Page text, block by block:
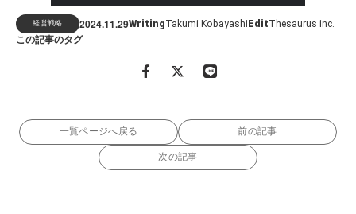
経営戦略 2024.11 29WritingTakumi Kobayashi EditThesaurus inc.
この記事のタグ
前の記事
一覧ページへ戻る
次の記事